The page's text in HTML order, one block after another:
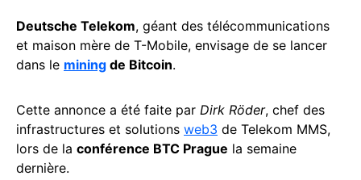
Deutsche Telekom, géant des télécommunications
et maison mère de T-Mobile, envisage de se lancer
dans le mining de Bitcoin.
Cette annonce a été faite par Dirk Röder, chef des
infrastructures et solutions web3 de Telekom MMS,
lors de la conférence BTC Prague la semaine
dernière.